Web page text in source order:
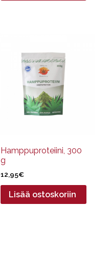
Hamppuproteiini, 300
g
12,95€
Lisää ostoskoriin